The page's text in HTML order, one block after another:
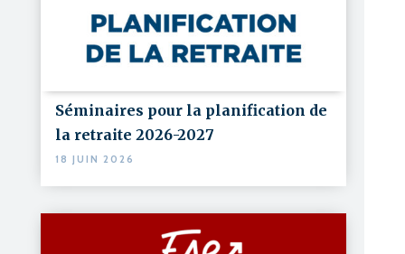
Séminaires pour la planification de
la retraite 2026-2027
18 JUIN 2026